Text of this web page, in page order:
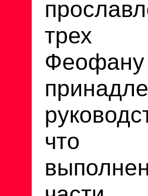
трех
Феофану
что